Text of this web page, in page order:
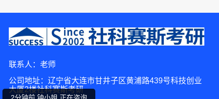
联系人：老师
公司地址：辽宁省大连市甘井子区黄浦路439号科技创业
大厦2楼社科赛斯考研
4分钟前 崔先生 正在咨询